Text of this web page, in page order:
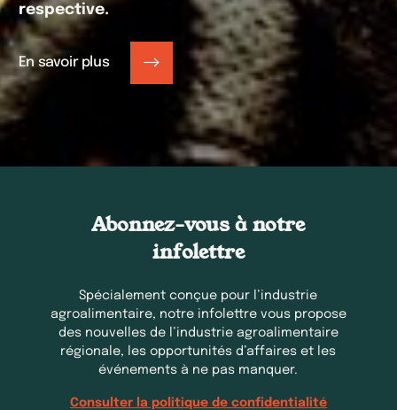
respective.
En savoir plus
Abonnez-vous à notre
infolettre
Spécialement conçue pour l’industrie
agroalimentaire, notre infolettre vous propose
des nouvelles de l’industrie agroalimentaire
régionale, les opportunités d’affaires et les
événements à ne pas manquer.
Consulter la politique de confidentialité